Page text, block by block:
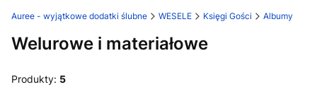
Auree - wyjątkowe dodatki ślubne WESELE Księgi Gości Albumy
Welurowe i materiałowe
Produkty: 5